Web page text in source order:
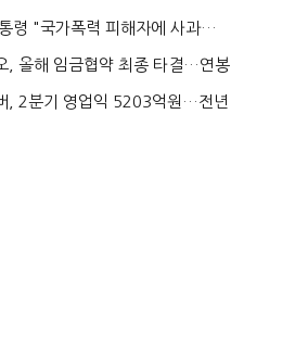
' 우려...
령 "국가폭력 피해자에 사과…
조사로 진...
, 올해 임금협약 최종 타결…연봉
인상·격려...
, 2분기 영업익 5203억원…전년